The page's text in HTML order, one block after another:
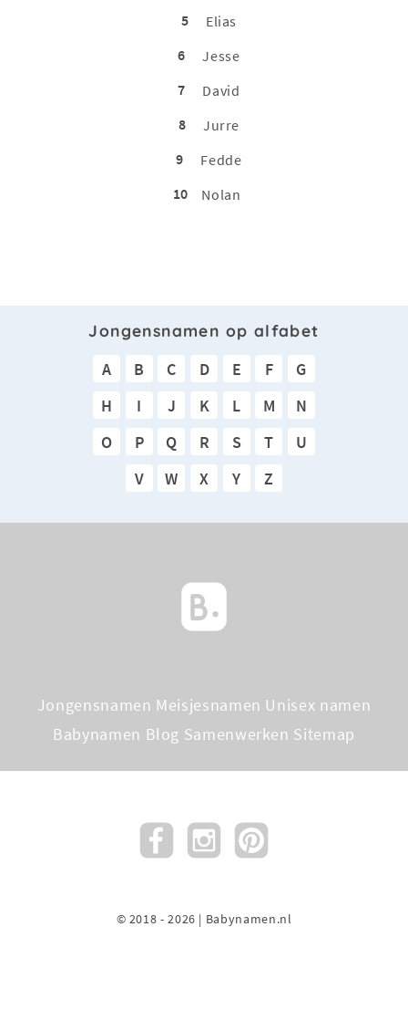
5
Elias
6
Jesse
7
David
8
Jurre
9
Fedde
10
Nolan
Jongensnamen op alfabet
A B C D E F
G
H
I J K L M
N
O
P Q R S T
U
V
W X Y Z
Jongensnamen Meisjesnamen Unisex namen
Babynamen Blog Samenwerken Sitemap
© 2018 - 2026 | Babynamen.nl